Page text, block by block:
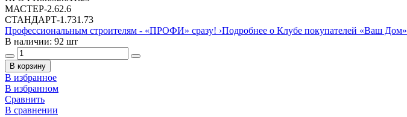
МАСТЕР-2.62.6
СТАНДАРТ-1.731.73
Профессиональным строителям - «ПРОФИ» сразу! ›Подробнее о Клубе покупателей «Ваш Дом»
В наличии: 92 шт
В корзину
В избранное
В избранном
Сравнить
В сравнении